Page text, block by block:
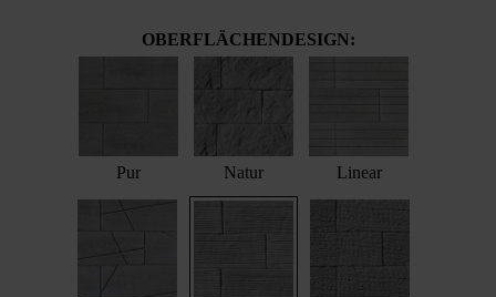
OBERFLÄCHENDESIGN:
Pur Natur Linear